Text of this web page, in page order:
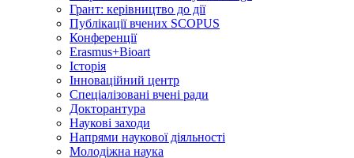
Грант: керівництво до дії
Публікації вчених SCOPUS
Конференції
Erasmus+Bioart
Історія
Інноваційний центр
Спеціалізовані вчені ради
Докторантура
Наукові заходи
Напрями наукової діяльності
Молодіжна наука